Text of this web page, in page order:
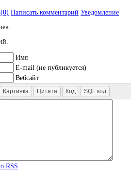
Написать комментарий Уведомление
Имя
E-mail (не публикуется)
Вебсайт
Картинка Цитата Код SQL код
RSS